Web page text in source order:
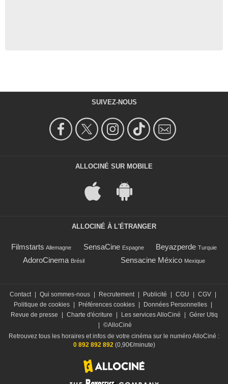
SUIVEZ-NOUS
ALLOCINÉ SUR MOBILE
ALLOCINÉ À L'ÉTRANGER
Filmstarts Allemagne SensaCine Espagne Beyazperde Turquie
AdoroCinema Brésil Sensacine México Mexique
Contact | Qui sommes-nous | Recrutement | Publicité | CGU | CGV |
Politique de cookies | Préférences cookies | Données Personnelles |
Revue de presse
| Charte d'écriture | Les services AlloCiné | Gérer Utiq
| ©AlloCiné
Retrouvez tous les horaires et infos de votre cinéma sur le numéro AlloCiné :
0 892 892 892 (0,90€/minute)